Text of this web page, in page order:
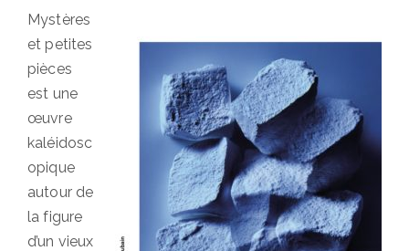
Mystères
et petites
pièces
est une
œuvre
kaléidosc
opique
autour de
la figure
d’un vieux